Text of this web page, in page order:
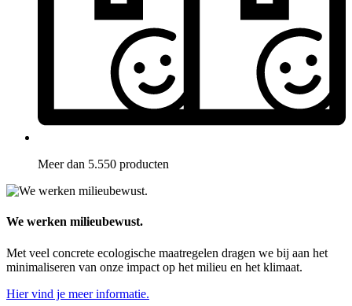
Meer dan 5.550 producten
We werken milieubewust.
Met veel concrete ecologische maatregelen dragen we bij aan het
minimaliseren van onze impact op het milieu en het klimaat.
Hier vind je meer informatie.